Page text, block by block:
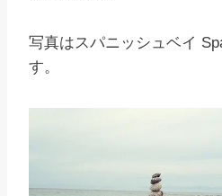
写真はスパニッシュベイ
す。